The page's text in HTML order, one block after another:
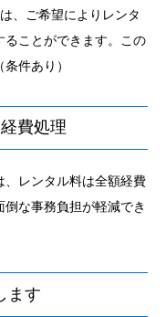
、ご希望によりレンタ
ることができます。この
件あり）
費処理
レンタル料は全額経費
な事務負担が軽減でき
ます